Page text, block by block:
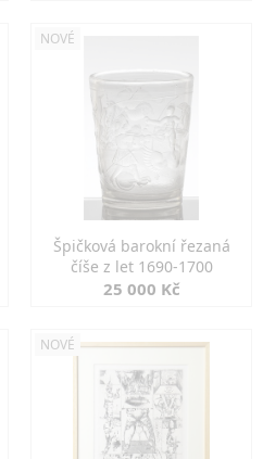
NOVÉ
Špičková barokní řezaná
číše z let 1690-1700
25 000 Kč
NOVÉ